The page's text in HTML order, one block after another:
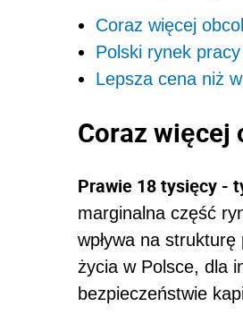
Coraz więcej
Polski rynek
Lepsza cena niż
Coraz więcej
Prawie 18 tysięcy -
marginalna część
wpływa na
życia w Polsce, dla
bezpieczeństwie